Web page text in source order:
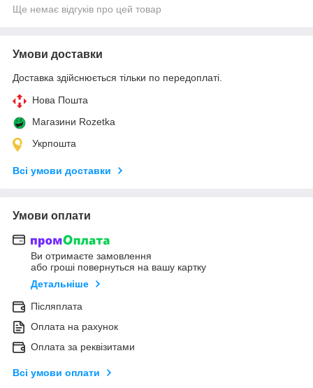
Ще немає відгуків про цей товар
Умови доставки
Доставка здійснюється тільки по передоплаті.
Нова Пошта
Магазини Rozetka
Укрпошта
Всі умови доставки
Умови оплати
Ви отримаєте замовлення
або гроші повернуться на вашу картку
Детальніше
Післяплата
Оплата на рахунок
Оплата за реквізитами
Всі умови оплати